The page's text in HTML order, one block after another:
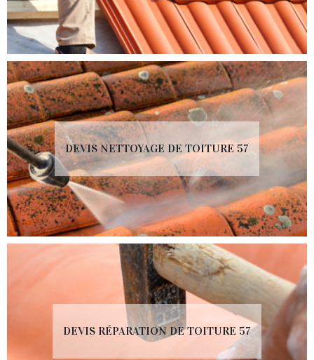
DEVIS NETTOYAGE DE TOITURE 57
DEVIS RÉPARATION DE TOITURE 57